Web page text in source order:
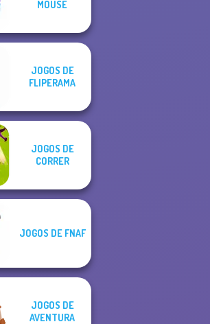
MOUSE
JOGOS DE
FLIPERAMA
JOGOS DE
CORRER
JOGOS DE FNAF
JOGOS DE
AVENTURA